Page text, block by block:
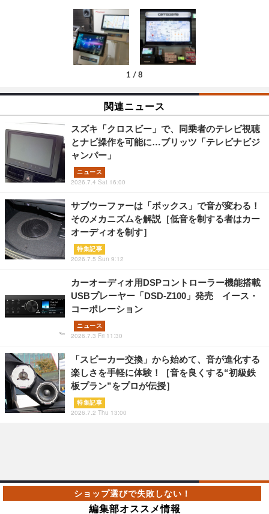
1 / 8
関連ニュース
スズキ「クロスビー」で、同乗者のテレビ視聴
とナビ操作を可能に…ブリッツ「テレビナビジ
ャンパー」
ニュース
2026.7.4 Sat 16:00
サブウーファーは「ボックス」で音が変わる！
そのメカニズムを解説［低音を制する者はカー
オーディオを制す］
特集記事
2026.7.5 Sun 9:12
カーオーディオ用DSPコントローラー機能搭載
USBプレーヤー「DSD-Z100」発売 イース・
コーポレーション
ニュース
2026.7.3 Fri 11:30
「スピーカー交換」から始めて、音が進化する
楽しさを手軽に体験！［音を良くする“初級鉄
板プラン”をプロが伝授］
特集記事
2026.7.2 Thu 13:00
編集部オススメ情報